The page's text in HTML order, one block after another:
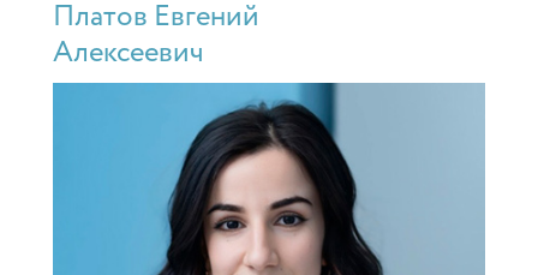
Платов Евгений
Алексеевич